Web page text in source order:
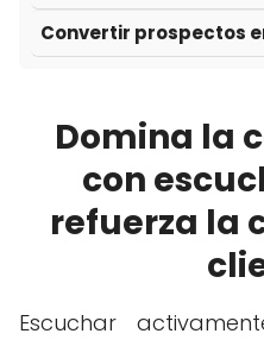
Convertir prospectos
Domina la
con
refuerza la
Escuchar